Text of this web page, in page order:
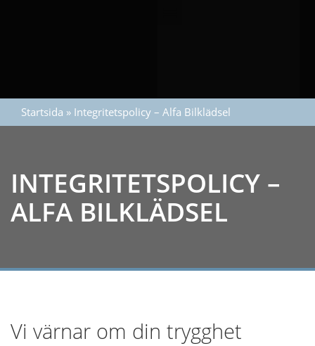
Startsida » Integritetspolicy – Alfa Bilklädsel
INTEGRITETSPOLICY –
ALFA BILKLÄDSEL
Vi värnar om din trygghet